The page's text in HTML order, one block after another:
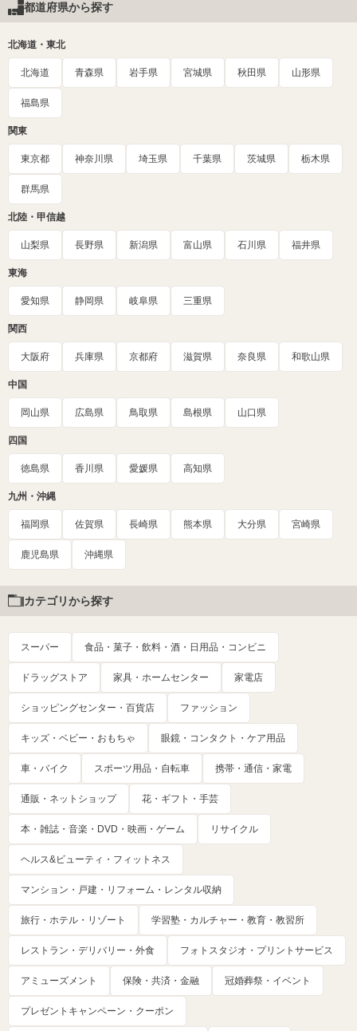
都道府県から探す
北海道・東北
北海道 青森県 岩手県 宮城県 秋田県 山形県
福島県
関東
東京都 神奈川県 埼玉県 千葉県 茨城県 栃木県
群馬県
北陸・甲信越
山梨県 長野県 新潟県 富山県 石川県 福井県
東海
愛知県 静岡県 岐阜県 三重県
関西
大阪府 兵庫県 京都府 滋賀県 奈良県 和歌山県
中国
岡山県 広島県 鳥取県 島根県 山口県
四国
徳島県 香川県 愛媛県 高知県
九州・沖縄
福岡県 佐賀県 長崎県 熊本県 大分県 宮崎県
鹿児島県 沖縄県
カテゴリから探す
スーパー 食品・菓子・飲料・酒・日用品・コンビニ
ドラッグストア 家具・ホームセンター 家電店
ショッピングセンター・百貨店 ファッション
キッズ・ベビー・おもちゃ 眼鏡・コンタクト・ケア用品
車・バイク スポーツ用品・自転車 携帯・通信・家電
通販・ネットショップ 花・ギフト・手芸
本・雑誌・音楽・DVD・映画・ゲーム リサイクル
ヘルス&ビューティ・フィットネス
マンション・戸建・リフォーム・レンタル収納
旅行・ホテル・リゾート 学習塾・カルチャー・教育・教習所
レストラン・デリバリー・外食 フォトスタジオ・プリントサービス
アミューズメント 保険・共済・金融 冠婚葬祭・イベント
プレゼントキャンペーン・クーポン